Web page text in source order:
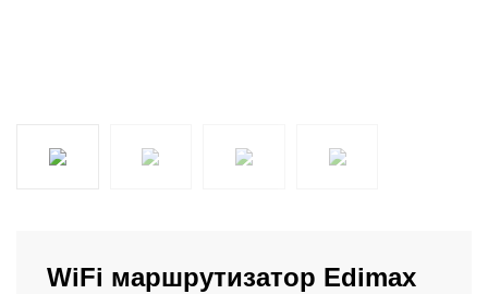
WiFi маршрутизатор Edimax